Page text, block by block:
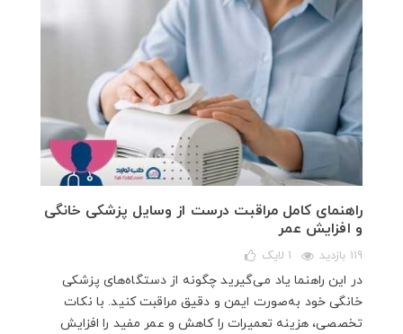
راهنمای کامل مراقبت درست از وسایل پزشکی خانگی
و افزایش عمر
119 بازدید 1 لایک
در این راهنما یاد می‌گیرید چگونه از دستگاه‌های پزشکی
خانگی خود به‌صورت ایمن و دقیق مراقبت کنید. با نکات
تخصصی، هزینه تعمیرات را کاهش و عمر مفید را افزایش